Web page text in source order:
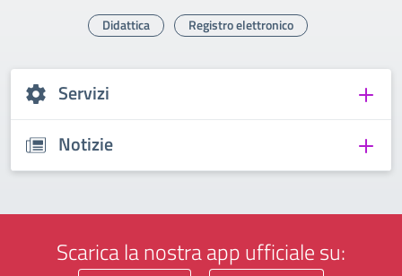
Didattica Registro elettronico
Servizi
Notizie
Scarica la nostra app ufficiale su: